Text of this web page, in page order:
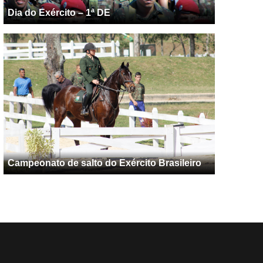
Dia do Exército – 1ª DE
Campeonato de salto do Exército Brasileiro